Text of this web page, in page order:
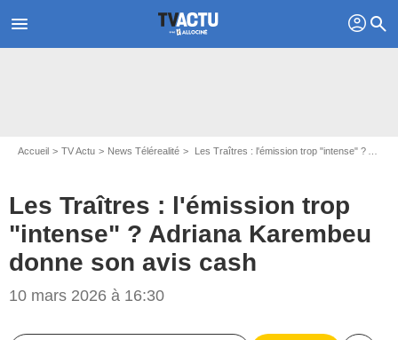
menu profil search
Accueil TV Actu News Télérealité Les Traîtres : l'émission trop "intense" ? Adriana Karembeu donne son avis cash
Les Traîtres : l'émission trop
"intense" ? Adriana Karembeu
donne son avis cash
10 mars 2026 à 16:30